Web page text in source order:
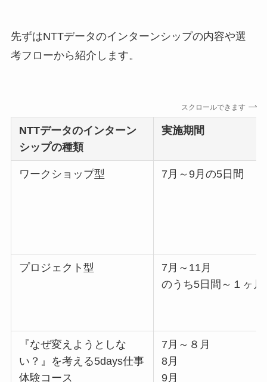
先ずはNTTデータのインターンシップの内容や選
考フローから紹介します。
スクロールできます
NTTデータのインターン
シップの種類
実施期間
ワークショップ型 7月～9月の5日間
プロジェクト型
7月～11月
のうち5日間～１ヶ月
『なぜ変えようとしな
い？』を考える5days仕事
体験コース
7月～８月
8月
9月